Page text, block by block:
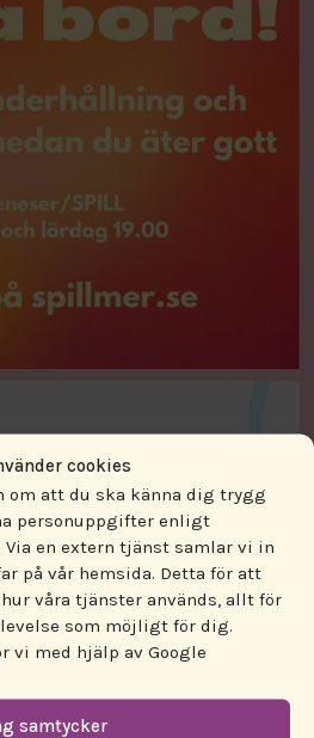
cookies
om att du ska känna dig trygg
personuppgifter enligt
Via en extern tjänst samlar vi in
på vår hemsida. Detta för att
våra tjänster används, allt för
som möjligt för dig.
vi med hjälp av Google
samtycker